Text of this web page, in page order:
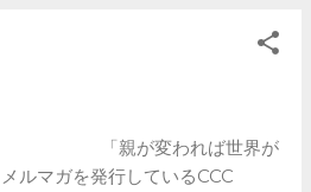
mail-magazine
が変われば世界が
ルマガを発行しているCCC